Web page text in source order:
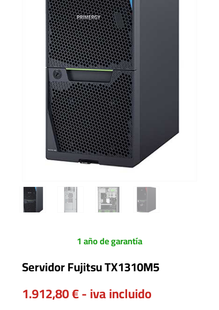
1 año de garantía
Servidor Fujitsu TX1310M5
1.912,80€- iva incluido